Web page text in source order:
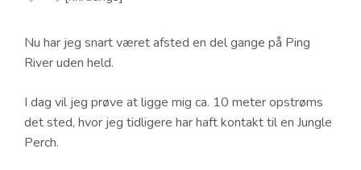
Nu har jeg snart været afsted en del gange på Ping
River uden held.
I dag vil jeg prøve at ligge mig ca. 10 meter opstrøms
det sted, hvor jeg tidligere har haft kontakt til en Jungle
Perch.